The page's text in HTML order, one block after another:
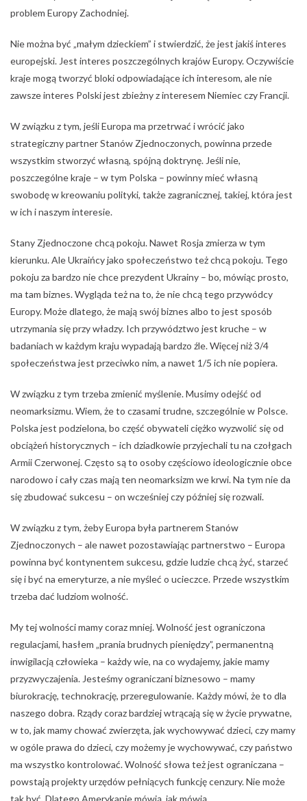
problem Europy Zachodniej.
Nie można być „małym dzieckiem” i stwierdzić, że jest jakiś interes
europejski. Jest interes poszczególnych krajów Europy. Oczywiście
kraje mogą tworzyć bloki odpowiadające ich interesom, ale nie
zawsze interes Polski jest zbieżny z interesem Niemiec czy Francji.
W związku z tym, jeśli Europa ma przetrwać i wrócić jako
strategiczny partner Stanów Zjednoczonych, powinna przede
wszystkim stworzyć własną, spójną doktrynę. Jeśli nie,
poszczególne kraje – w tym Polska – powinny mieć własną
swobodę w kreowaniu polityki, także zagranicznej, takiej, która jest
w ich i naszym interesie.
Stany Zjednoczone chcą pokoju. Nawet Rosja zmierza w tym
kierunku. Ale Ukraińcy jako społeczeństwo też chcą pokoju. Tego
pokoju za bardzo nie chce prezydent Ukrainy – bo, mówiąc prosto,
ma tam biznes. Wygląda też na to, że nie chcą tego przywódcy
Europy. Może dlatego, że mają swój biznes albo to jest sposób
utrzymania się przy władzy. Ich przywództwo jest kruche – w
badaniach w każdym kraju wypadają bardzo źle. Więcej niż 3/4
społeczeństwa jest przeciwko nim, a nawet 1/5 ich nie popiera.
W związku z tym trzeba zmienić myślenie. Musimy odejść od
neomarksizmu. Wiem, że to czasami trudne, szczególnie w Polsce.
Polska jest podzielona, bo część obywateli ciężko wyzwolić się od
obciążeń historycznych – ich dziadkowie przyjechali tu na czołgach
Armii Czerwonej. Często są to osoby częściowo ideologicznie obce
narodowo i cały czas mają ten neomarksizm we krwi. Na tym nie da
się zbudować sukcesu – on wcześniej czy później się rozwali.
W związku z tym, żeby Europa była partnerem Stanów
Zjednoczonych – ale nawet pozostawiając partnerstwo – Europa
powinna być kontynentem sukcesu, gdzie ludzie chcą żyć, starzeć
się i być na emeryturze, a nie myśleć o ucieczce. Przede wszystkim
trzeba dać ludziom wolność.
My tej wolności mamy coraz mniej. Wolność jest ograniczona
regulacjami, hasłem „prania brudnych pieniędzy”, permanentną
inwigilacją człowieka – każdy wie, na co wydajemy, jakie mamy
przyzwyczajenia. Jesteśmy ograniczani biznesowo – mamy
biurokrację, technokrację, przeregulowanie. Każdy mówi, że to dla
naszego dobra. Rządy coraz bardziej wtrącają się w życie prywatne,
w to, jak mamy chować zwierzęta, jak wychowywać dzieci, czy mamy
w ogóle prawa do dzieci, czy możemy je wychowywać, czy państwo
ma wszystko kontrolować. Wolność słowa też jest ograniczana –
powstają projekty urzędów pełniących funkcję cenzury. Nie może